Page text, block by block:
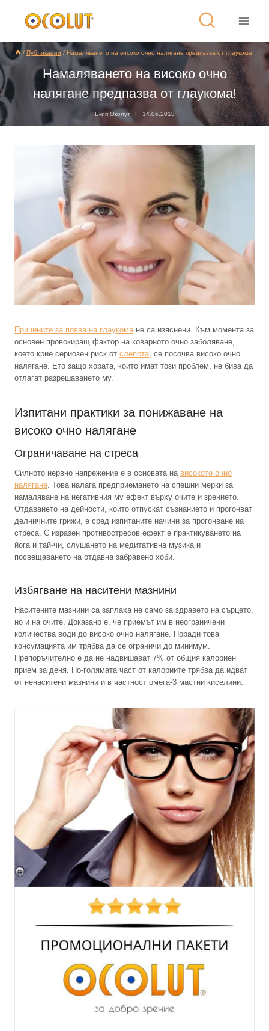
/ Публикации / Намаляването на високо очно налягане предпазва от глаукома!
Намаляването на високо очно
налягане предпазва от глаукома!
Екип Околут 14.06.2018
Причините за поява на глаукомане са изяснени. Към момента за
основен провокиращ фактор на коварното очно заболяване,
което крие сериозен риск от слепота, се посочва високо очно
налягане. Ето защо хората, които имат този проблем, не бива да
отлагат разрешаването му.
Изпитани практики за понижаване на
високо очно налягане
Ограничаване на стреса
Силното нервно напрежение е в основата на високото очно
налягане. Това налага предприемането на спешни мерки за
намаляване на негативния му ефект върху очите и зрението.
Отдаването на дейности, които отпускат съзнанието и прогонват
делничните грижи, е сред изпитаните начини за прогонване на
стреса. С изразен противостресов ефект е практикуването на
йога и тай-чи, слушането на медитативна музика и
посвещаването на отдавна забравено хоби.
Избягване на наситени мазнини
Наситените мазнини са заплаха не само за здравето на сърцето,
но и на очите. Доказано е, че приемът им в неограничени
количества води до високо очно налягане. Поради това
консумацията им трябва да се ограничи до минимум.
Препоръчително е да не надвишават 7% от общия калориен
прием за деня. По-голямата част от калориите трябва да идват
от ненаситени мазнини и в частност омега-3 мастни киселини.